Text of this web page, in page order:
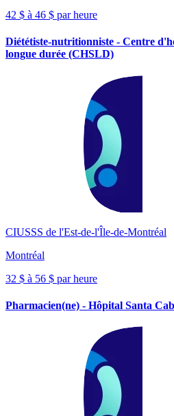
42 $ à 46 $ par heure
Diététiste-nutritionniste - Centre
longue durée (CHSLD)
CIUSSS de l'Est-de-l'Île-de-Montréal
Montréal
32 $ à 56 $ par heure
Pharmacien(ne) - Hôpital Santa